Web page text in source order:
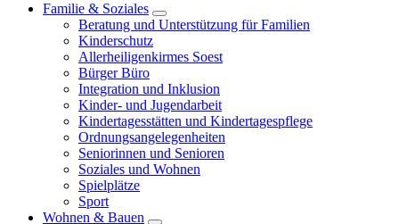
Familie & Soziales
Beratung und Unterstützung für Familien
Kinderschutz
Allerheiligenkirmes Soest
Bürger Büro
Integration und Inklusion
Kinder- und Jugendarbeit
Kindertagesstätten und Kindertagespflege
Ordnungsangelegenheiten
Seniorinnen und Senioren
Soziales und Wohnen
Spielplätze
Sport
Wohnen & Bauen